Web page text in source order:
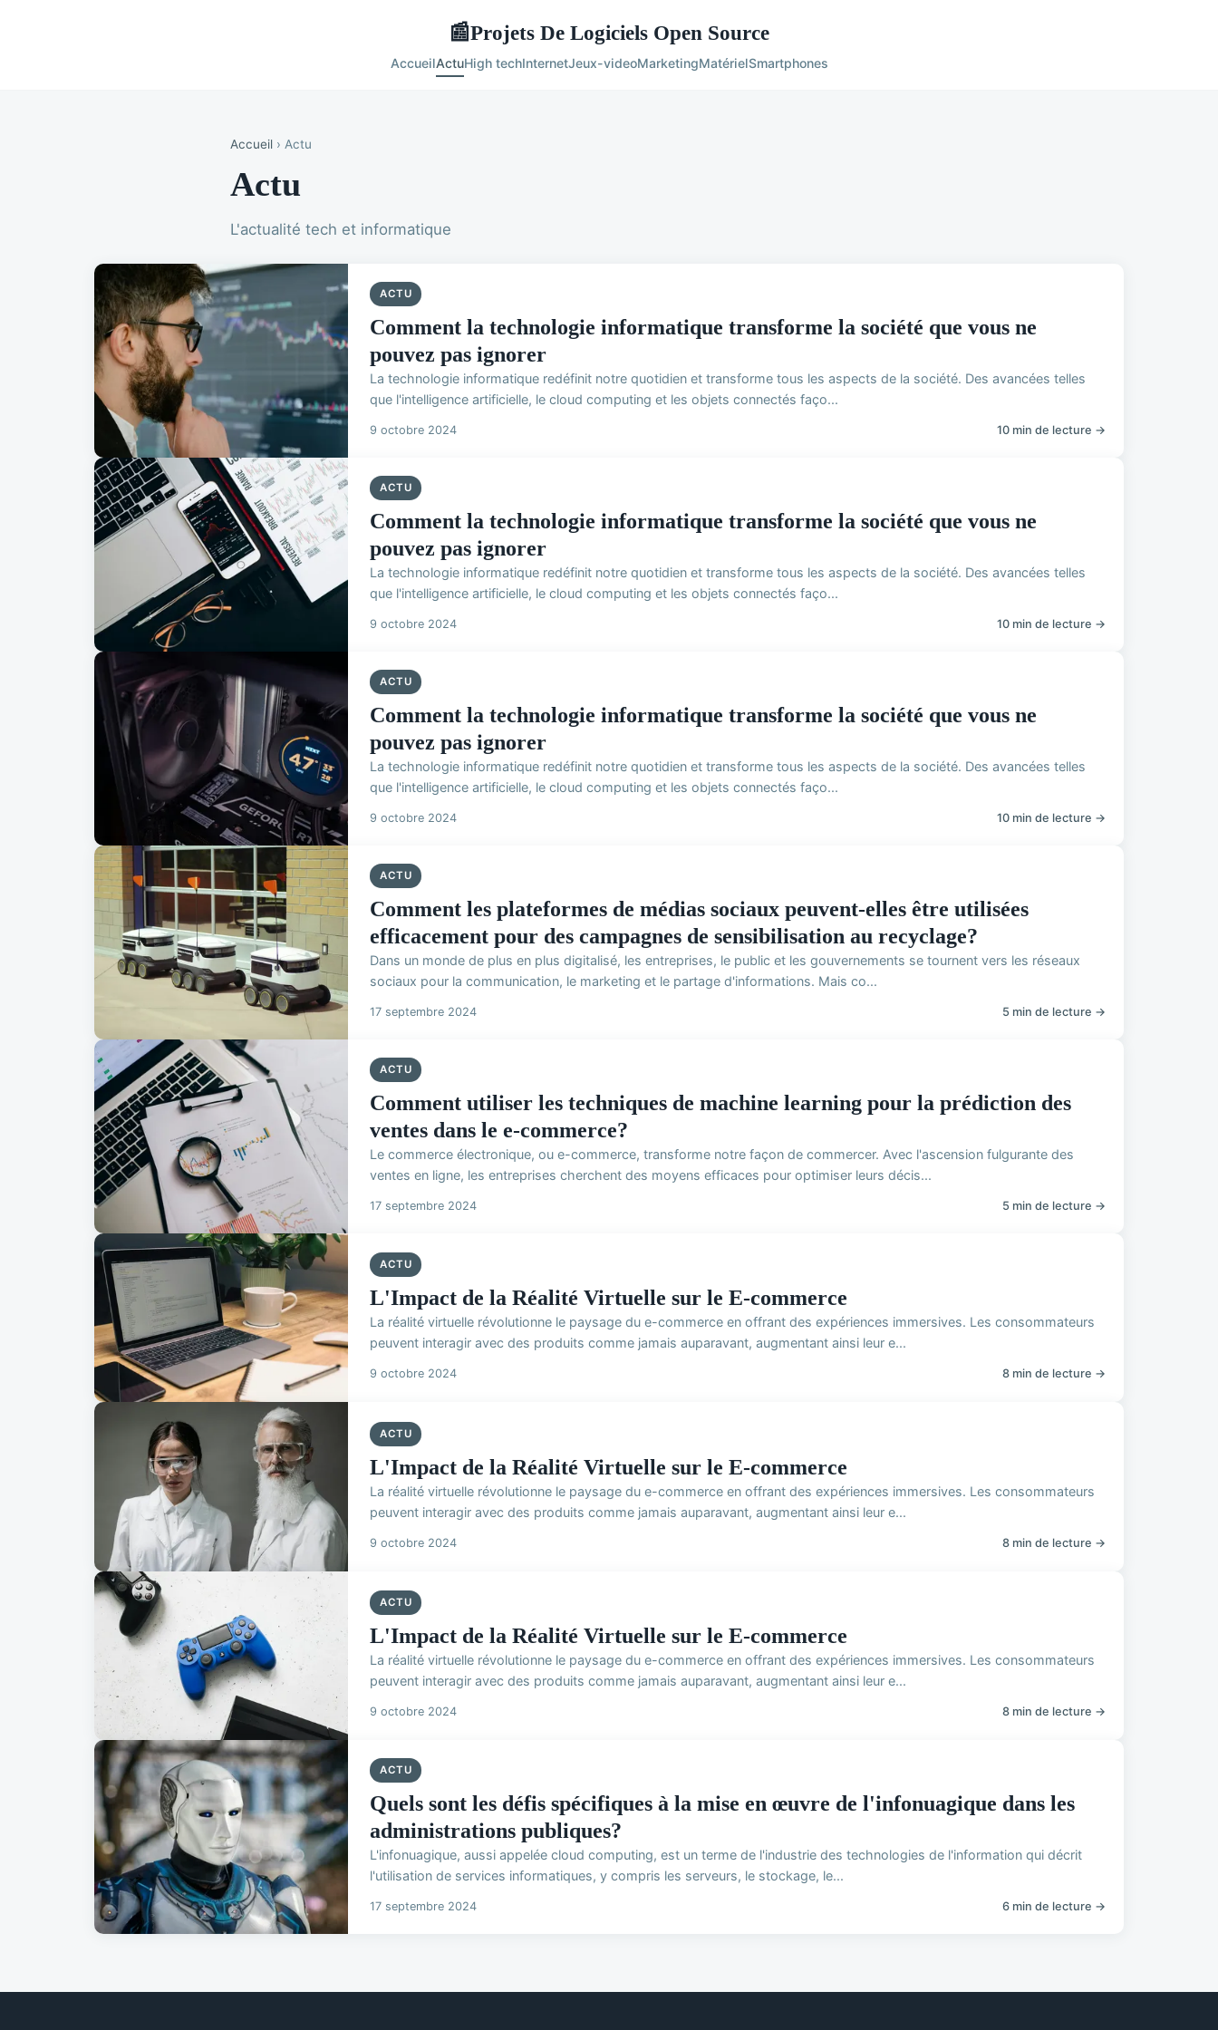
📰Projets De Logiciels Open Source
AccueilActuHigh techInternetJeux-videoMarketingMatérielSmartphones
Accueil › Actu
Actu
L'actualité tech et informatique
ACTU
Comment la technologie informatique transforme la société que vous ne
pouvez pas ignorer
La technologie informatique redéfinit notre quotidien et transforme tous les aspects de la société. Des avancées telles
que l'intelligence artificielle, le cloud computing et les objets connectés faço...
9 octobre 2024 10 min de lecture →
ACTU
Comment la technologie informatique transforme la société que vous ne
pouvez pas ignorer
La technologie informatique redéfinit notre quotidien et transforme tous les aspects de la société. Des avancées telles
que l'intelligence artificielle, le cloud computing et les objets connectés faço...
9 octobre 2024 10 min de lecture →
ACTU
Comment la technologie informatique transforme la société que vous ne
pouvez pas ignorer
La technologie informatique redéfinit notre quotidien et transforme tous les aspects de la société. Des avancées telles
que l'intelligence artificielle, le cloud computing et les objets connectés faço...
9 octobre 2024 10 min de lecture →
ACTU
Comment les plateformes de médias sociaux peuvent-elles être utilisées
efficacement pour des campagnes de sensibilisation au recyclage?
Dans un monde de plus en plus digitalisé, les entreprises, le public et les gouvernements se tournent vers les réseaux
sociaux pour la communication, le marketing et le partage d'informations. Mais co...
17 septembre 2024 5 min de lecture →
ACTU
Comment utiliser les techniques de machine learning pour la prédiction des
ventes dans le e-commerce?
Le commerce électronique, ou e-commerce, transforme notre façon de commercer. Avec l'ascension fulgurante des
ventes en ligne, les entreprises cherchent des moyens efficaces pour optimiser leurs décis...
17 septembre 2024 5 min de lecture →
ACTU
L'Impact de la Réalité Virtuelle sur le E-commerce
La réalité virtuelle révolutionne le paysage du e-commerce en offrant des expériences immersives. Les consommateurs
peuvent interagir avec des produits comme jamais auparavant, augmentant ainsi leur e...
9 octobre 2024 8 min de lecture →
ACTU
L'Impact de la Réalité Virtuelle sur le E-commerce
La réalité virtuelle révolutionne le paysage du e-commerce en offrant des expériences immersives. Les consommateurs
peuvent interagir avec des produits comme jamais auparavant, augmentant ainsi leur e...
9 octobre 2024 8 min de lecture →
ACTU
L'Impact de la Réalité Virtuelle sur le E-commerce
La réalité virtuelle révolutionne le paysage du e-commerce en offrant des expériences immersives. Les consommateurs
peuvent interagir avec des produits comme jamais auparavant, augmentant ainsi leur e...
9 octobre 2024 8 min de lecture →
ACTU
Quels sont les défis spécifiques à la mise en œuvre de l'infonuagique dans les
administrations publiques?
L'infonuagique, aussi appelée cloud computing, est un terme de l'industrie des technologies de l'information qui décrit
l'utilisation de services informatiques, y compris les serveurs, le stockage, le...
17 septembre 2024 6 min de lecture →